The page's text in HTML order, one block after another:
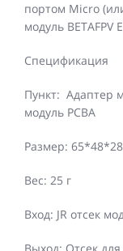
портом Micro
модуль BETAFPV
Спецификация
Пункт: Адаптер
модуль PCBA
Размер:
Вес: 25 г
Вход: JR отсек